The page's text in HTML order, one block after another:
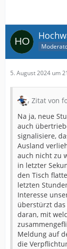
5. August 2024 um
Zitat von
Na ja, neue
auch
signalisiere,
Ausland
auch nicht zu
in letzter
den Tisch
letzten
Interesse
überstürzt
daran, mit
Meldung auf
die